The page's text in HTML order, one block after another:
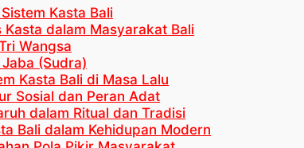
Kasta Bali
Kasta dalam Masyarakat Bali
Wangsa
(Sudra)
Kasta Bali di Masa Lalu
Sosial dan Peran Adat
dalam Ritual dan Tradisi
Bali dalam Kehidupan Modern